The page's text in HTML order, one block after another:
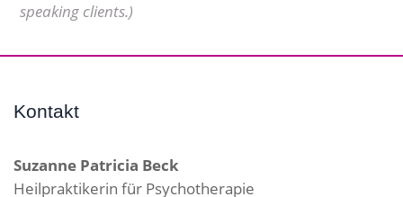
speaking clients.)
Kontakt
Suzanne Patricia Beck
Heilpraktikerin für Psychotherapie